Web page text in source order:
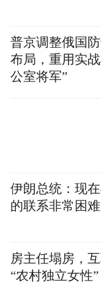
《太原之约》
本次活动以歌
会流量转化为
链接：来自太
会时间定了
4月22日，太
演唱会最新安
普京调整俄国
布局，重用实
公室将军”
伊朗总统：现
的联系非常困难
房主任塌房，
“农村独立女性”